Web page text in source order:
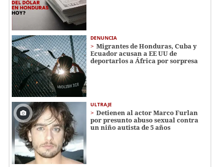
DENUNCIA
Migrantes de Honduras, Cuba y
Ecuador acusan a EE UU de
deportarlos a África por sorpresa
ULTRAJE
Detienen al actor Marco Furlan
por presunto abuso sexual contra
un niño autista de 5 años